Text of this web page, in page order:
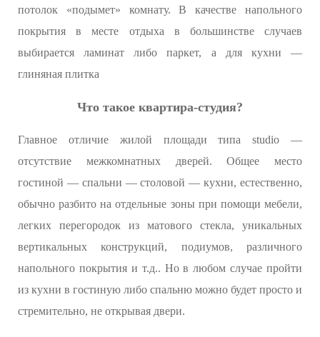
потолок «подымет» комнату. В качестве напольного
покрытия в месте отдыха в большинстве случаев
выбирается ламинат либо паркет, а для кухни —
глиняная плитка
Что такое квартира-студия?
Главное отличие жилой площади типа studio —
отсутствие межкомнатных дверей. Общее место
гостиной — спальни — столовой — кухни, естественно,
обычно разбито на отдельные зоны при помощи мебели,
легких перегородок из матового стекла, уникальных
вертикальных конструкций, подиумов, различного
напольного покрытия и т.д.. Но в любом случае пройти
из кухни в гостиную либо спальню можно будет просто и
стремительно, не открывая двери.